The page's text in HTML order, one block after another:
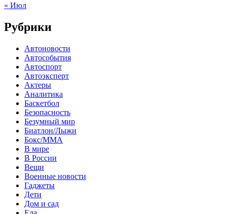
« Июл
Рубрики
Автоновости
Автособытия
Автоспорт
Автоэксперт
Актеры
Аналитика
Баскетбол
Безопасность
Безумный мир
Биатлон/Лыжи
Бокс/MMA
В мире
В России
Вещи
Военные новости
Гаджеты
Дети
Дом и сад